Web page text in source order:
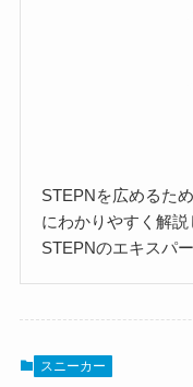
STEPNを広めるた
にわかりやすく解
STEPNのエキスパ
スニーカー